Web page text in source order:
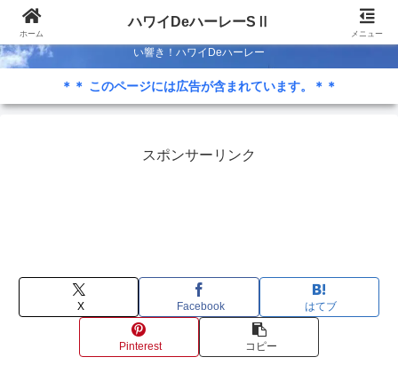
Season-Ⅱ 50歳も半ば…ハワイでハーレー ライフを満喫するため低予算カス
タム？ 2代目のストリートグライドで週末はライド！ 蒼い海…蒼い空…心地よ
い響き！ハワイDeハーレー
＊＊ このページには広告が含まれています。＊＊
スポンサーリンク
X Facebook はてブ
Pinterest コピー
ホーム
ハワイDeハーレーSⅡ
メニュー